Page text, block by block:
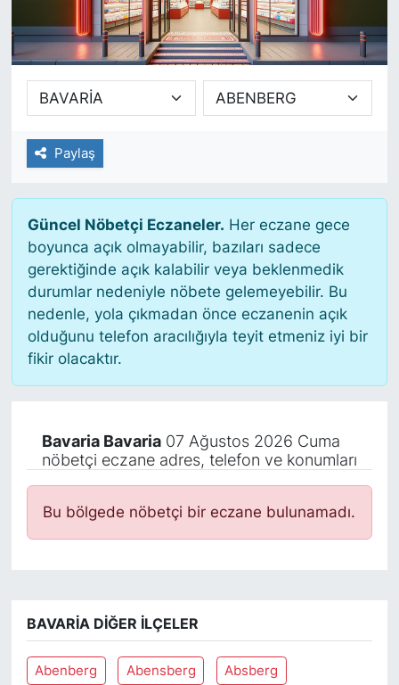
Paylaş
Güncel Nöbetçi Eczaneler. Her eczane gece
boyunca açık olmayabilir, bazıları sadece
gerektiğinde açık kalabilir veya beklenmedik
durumlar nedeniyle nöbete gelemeyebilir. Bu
nedenle, yola çıkmadan önce eczanenin açık
olduğunu telefon aracılığıyla teyit etmeniz iyi bir
fikir olacaktır.
Bavaria Bavaria07 Ağustos 2026 Cuma
nöbetçi eczane adres, telefon ve konumları
Bu bölgede nöbetçi bir eczane bulunamadı.
BAVARIA DIĞER İLÇELER
Abenberg Abensberg Absberg
SİYASET
SAĞLIK